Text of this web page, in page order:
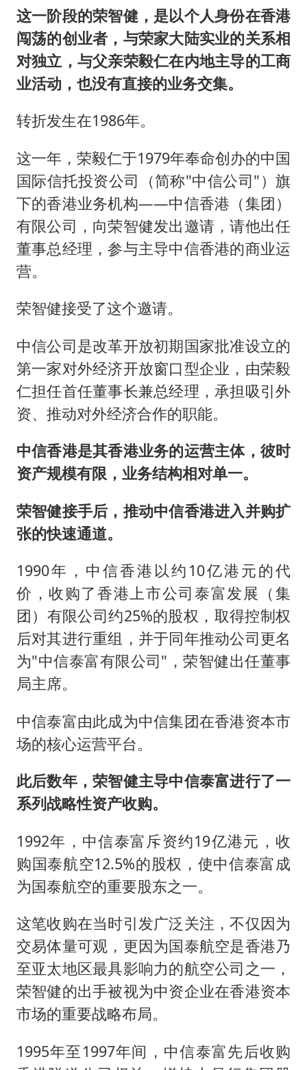
这一阶段的荣智健，是以个人身份在香港
闯荡的创业者，与荣家大陆实业的关系相
对独立，与父亲荣毅仁在内地主导的工商
业活动，也没有直接的业务交集。
转折发生在1986年。
这一年，荣毅仁于1979年奉命创办的中国
国际信托投资公司（简称"中信公司"）旗
下的香港业务机构——中信香港（集团）
有限公司，向荣智健发出邀请，请他出任
董事总经理，参与主导中信香港的商业运
营。
荣智健接受了这个邀请。
中信公司是改革开放初期国家批准设立的
第一家对外经济开放窗口型企业，由荣毅
仁担任首任董事长兼总经理，承担吸引外
资、推动对外经济合作的职能。
中信香港是其香港业务的运营主体，彼时
资产规模有限，业务结构相对单一。
荣智健接手后，推动中信香港进入并购扩
张的快速通道。
1990年，中信香港以约10亿港元的代
价，收购了香港上市公司泰富发展（集
团）有限公司约25%的股权，取得控制权
后对其进行重组，并于同年推动公司更名
为"中信泰富有限公司"，荣智健出任董事
局主席。
中信泰富由此成为中信集团在香港资本市
场的核心运营平台。
此后数年，荣智健主导中信泰富进行了一
系列战略性资产收购。
1992年，中信泰富斥资约19亿港元，收
购国泰航空12.5%的股权，使中信泰富成
为国泰航空的重要股东之一。
这笔收购在当时引发广泛关注，不仅因为
交易体量可观，更因为国泰航空是香港乃
至亚太地区最具影响力的航空公司之一，
荣智健的出手被视为中资企业在香港资本
市场的重要战略布局。
1995年至1997年间，中信泰富先后收购